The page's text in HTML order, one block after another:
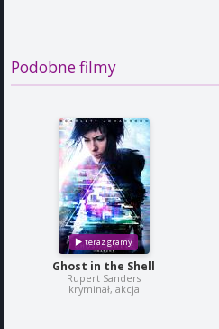
Podobne filmy
Ghost in the Shell
Rupert Sanders
kryminał, akcja